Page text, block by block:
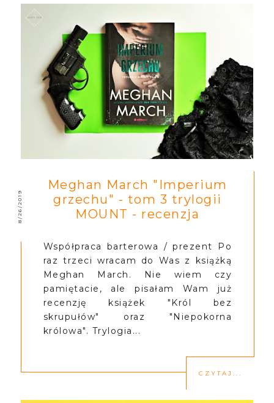
8/26/2019
Meghan March "Imperium
grzechu" - tom 3 trylogii
MOUNT - recenzja
Współpraca barterowa / prezent Po
raz trzeci wracam do Was z książką
Meghan March. Nie wiem czy
pamiętacie, ale pisałam Wam już
recenzję książek "Król bez
skrupułów" oraz "Niepokorna
królowa". Trylogia...
CZYTAJ...